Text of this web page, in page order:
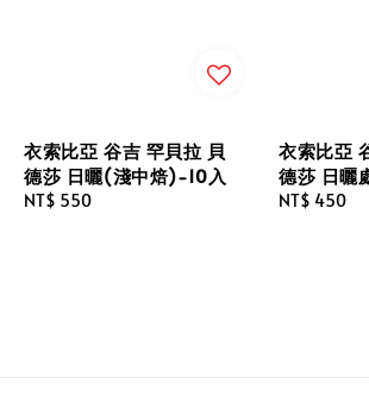
衣索比亞 谷吉 罕貝拉 貝
德莎 日曬(淺中焙)-10入
Regular
NT$ 550
衣索比亞
德莎 日曬
Regular
NT$ 450